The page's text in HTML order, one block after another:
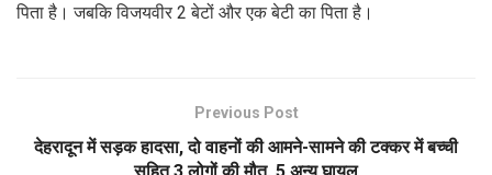
पिता है। जबकि विजयवीर 2 बेटों और एक बेटी का पिता है।
Previous Post
देहरादून में सड़क हादसा, दो वाहनों की आमने-सामने की टक्कर में बच्ची